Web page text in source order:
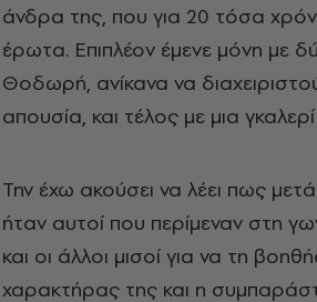
άνδρα της, που για 20 τόσα
έρωτα. Επιπλέον έμενε μόνη με
Θοδωρή, ανίκανα να
απουσία, και τέλος με μια
Την έχω ακούσει να λέει πως
ήταν αυτοί που περίμεναν στη
και οι άλλοι μισοί για να τη
χαρακτήρας της και η